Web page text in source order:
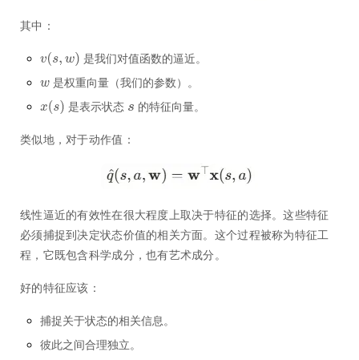
其中：
是我们对值函数的逼近。
是权重向量（我们的参数）。
是表示状态
的特征向量。
类似地，对于动作值：
线性逼近的有效性在很大程度上取决于特征的选择。这些特征
必须捕捉到决定状态价值的相关方面。这个过程被称为特征工
程，它既包含科学成分，也有艺术成分。
好的特征应该：
捕捉关于状态的相关信息。
彼此之间合理独立。